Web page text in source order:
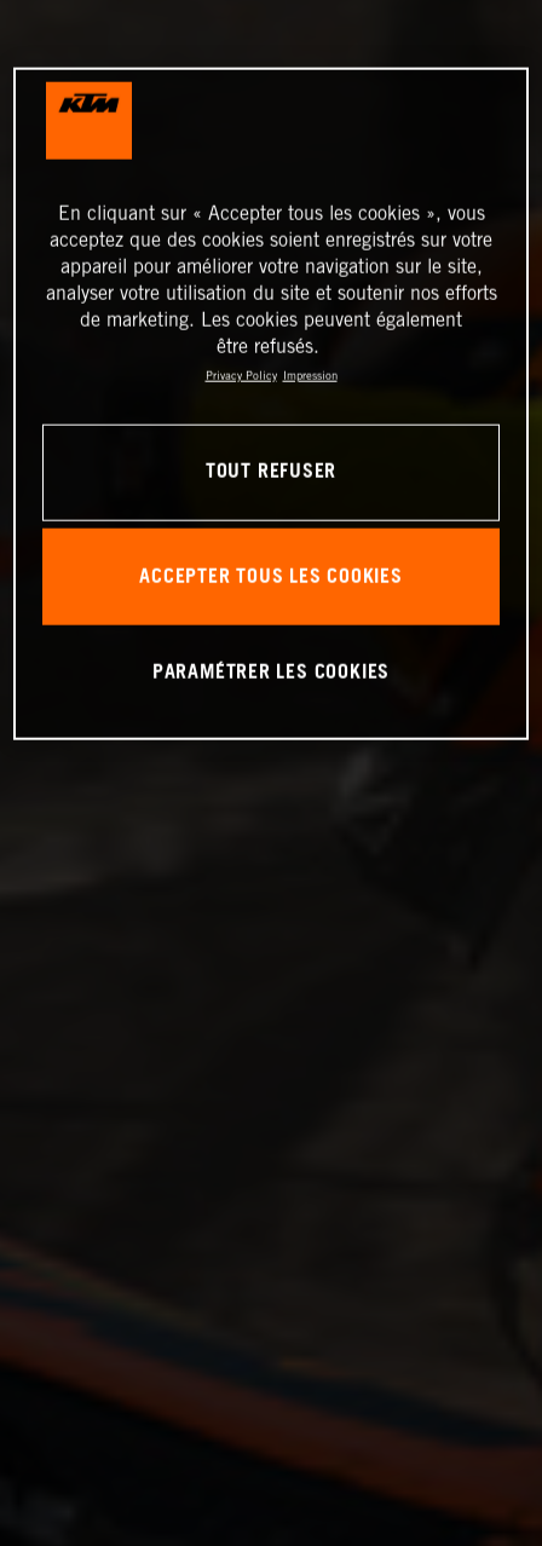
En cliquant sur « Accepter tous les cookies », vous
acceptez que des cookies soient enregistrés sur votre
appareil pour améliorer votre navigation sur le site,
analyser votre utilisation du site et soutenir nos efforts
de marketing. Les cookies peuvent également
être refusés.
Privacy Policy Impression
TOUT REFUSER
ACCEPTER TOUS LES COOKIES
PARAMÉTRER LES COOKIES